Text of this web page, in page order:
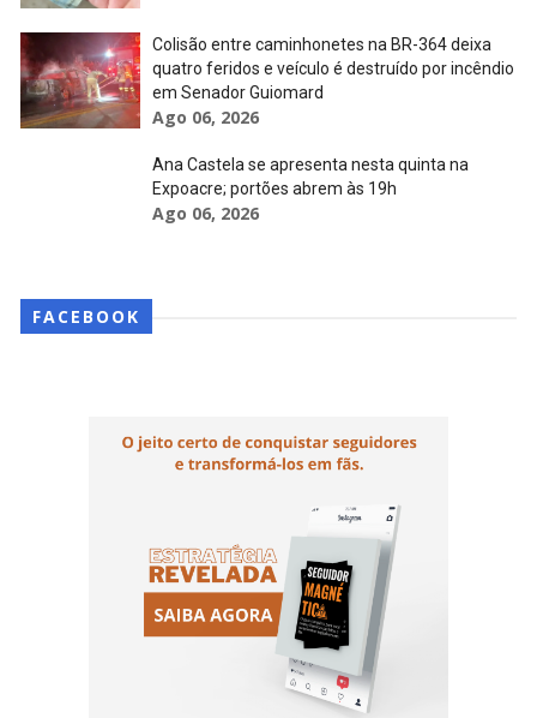
Colisão entre caminhonetes na BR-364 deixa
quatro feridos e veículo é destruído por incêndio
em Senador Guiomard
Ago 06, 2026
Ana Castela se apresenta nesta quinta na
Expoacre; portões abrem às 19h
Ago 06, 2026
FACEBOOK